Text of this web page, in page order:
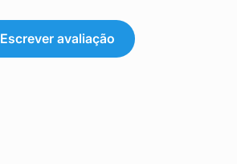
Escrever avaliação